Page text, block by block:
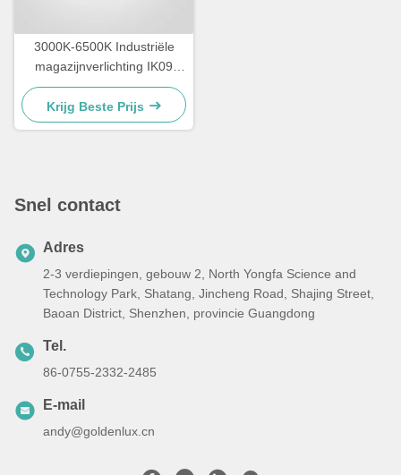
3000K-6500K Industriële
magazijnverlichting IK09
LED-verlichting
Krijg Beste Prijs
Snel contact
Adres
2-3 verdiepingen, gebouw 2, North Yongfa Science and
Technology Park, Shatang, Jincheng Road, Shajing Street,
Baoan District, Shenzhen, provincie Guangdong
Tel.
86-0755-2332-2485
E-mail
andy@goldenlux.cn